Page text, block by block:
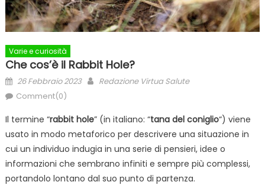
Varie e curiosità
Che cos’è il Rabbit Hole?
Posted
on
26 Febbraio 2023 Author
Redazione Virtua Salute
Comment(0)
Il termine “rabbit hole” (in italiano: “tana del coniglio“) viene
usato in modo metaforico per descrivere una situazione in
cui un individuo indugia in una serie di pensieri, idee o
informazioni che sembrano infiniti e sempre più complessi,
portandolo lontano dal suo punto di partenza.